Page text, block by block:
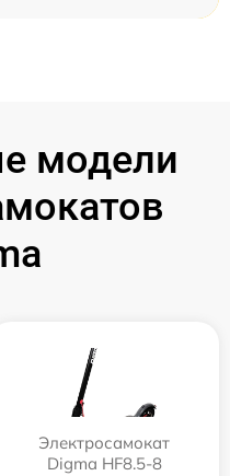
модели
Электросамокат
Digma HF8.5-8